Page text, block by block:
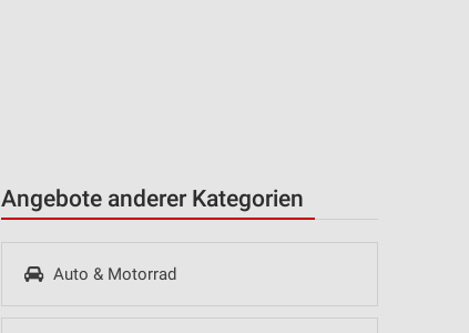
Angebote anderer Kategorien
Auto & Motorrad